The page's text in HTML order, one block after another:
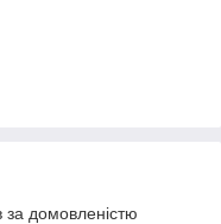
домовленістю